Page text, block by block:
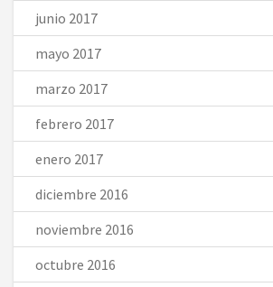
junio 2017
mayo 2017
marzo 2017
febrero 2017
enero 2017
diciembre 2016
noviembre 2016
octubre 2016